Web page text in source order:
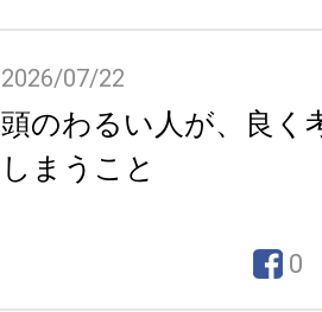
2026/07/22
頭のわるい人が、良く
しまうこと
0